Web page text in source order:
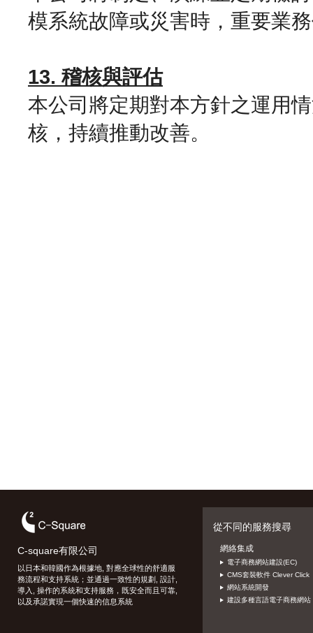
模系統故障或災害時，重要業
13. 稽核與評估
本公司將定期對本方針之運用
核，持續推動改善。
C-square有限公司
以日本和韓國作為根據地, 對應全球性的舒適服
務流程和支持系統；並通過一致性的規劃, 設計,
導入, 操作的系統和支持服務，既安全而且可靠,
以及承諾實現一個快速的信息系統
從不同的服務搜尋
網絡集成
電子商務網站建設(EC)
CMS套裝軟件 Clever Click
網站系統開發
建設多種言語電子商務網站